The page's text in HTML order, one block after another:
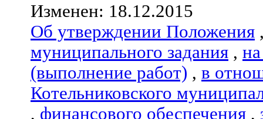
Изменен: 18.12.2015
Об утверждении Положения
муниципального задания ,
(выполнение работ) , в
Котельниковского
, финансового обеспечения ,